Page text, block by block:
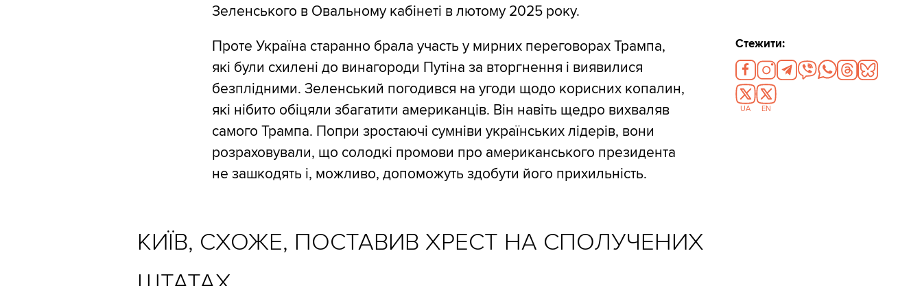
Зеленського в Овальному кабінеті в лютому 2025 року.
Проте Україна старанно брала участь у мирних переговорах Трампа,
які були схилені до винагороди Путіна за вторгнення і виявилися
безплідними. Зеленський погодився на угоди щодо корисних копалин,
які нібито обіцяли збагатити американців. Він навіть щедро вихваляв
самого Трампа. Попри зростаючі сумніви українських лідерів, вони
розраховували, що солодкі промови про американського президента
не зашкодять і, можливо, допоможуть здобути його прихильність.
КИЇВ, СХОЖЕ, ПОСТАВИВ ХРЕСТ НА СПОЛУЧЕНИХ
Стежити:
UA EN